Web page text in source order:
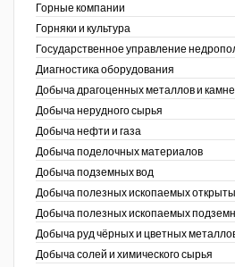
Горные компании
Горняки и культура
Государственное управление
Диагностика оборудования
Добыча драгоценных металлов и
Добыча нерудного сырья
Добыча нефти и газа
Добыча поделочных материалов
Добыча подземных вод
Добыча полезных ископаемых
Добыча полезных ископаемых
Добыча руд чёрных и цветных
Добыча солей и химического сырья